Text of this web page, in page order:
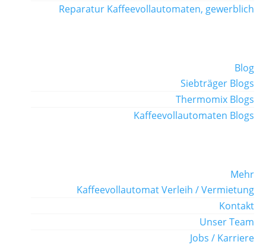
Reparatur Kaffeevollautomaten, gewerblich
Blog
Siebträger Blogs
Thermomix Blogs
Kaffeevollautomaten Blogs
Mehr
Kaffeevollautomat Verleih / Vermietung
Kontakt
Unser Team
Jobs / Karriere